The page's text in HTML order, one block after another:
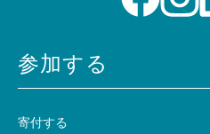
参加する
寄付する